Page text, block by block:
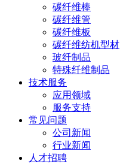
碳纤维棒
碳纤维管
碳纤维板
碳纤维纺机型材
玻纤制品
特殊纤维制品
技术服务
应用领域
服务支持
常见问题
公司新闻
行业新闻
人才招聘